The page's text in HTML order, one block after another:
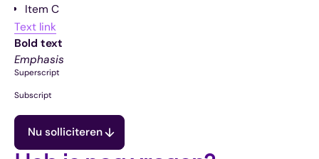
Item C
Text link
Bold text
Emphasis
Superscript
Subscript
Nu solliciteren